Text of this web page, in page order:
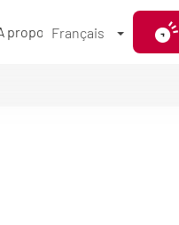
propos Français